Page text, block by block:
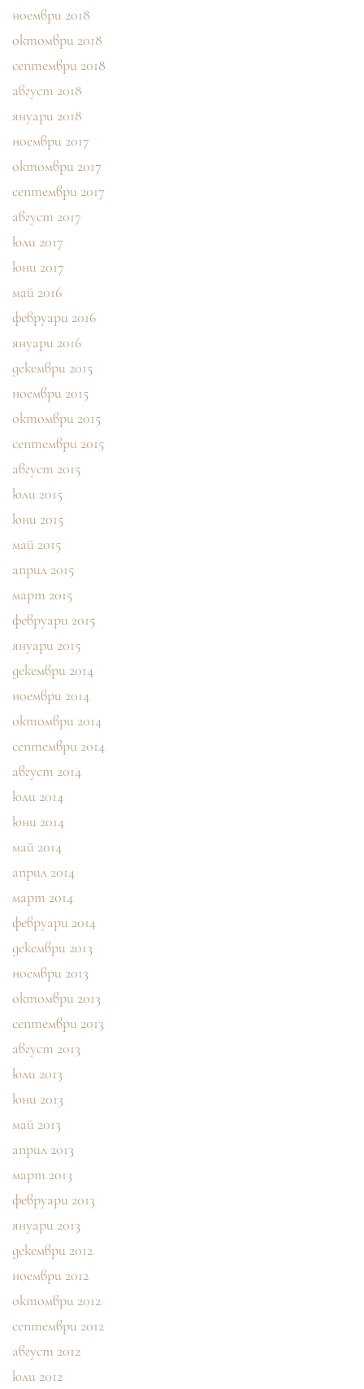
ноември 2018
октомври 2018
септември 2018
август 2018
януари 2018
ноември 2017
октомври 2017
септември 2017
август 2017
юли 2017
юни 2017
май 2016
февруари 2016
януари 2016
декември 2015
ноември 2015
октомври 2015
септември 2015
август 2015
юли 2015
юни 2015
май 2015
април 2015
март 2015
февруари 2015
януари 2015
декември 2014
ноември 2014
октомври 2014
септември 2014
август 2014
юли 2014
юни 2014
май 2014
април 2014
март 2014
февруари 2014
декември 2013
ноември 2013
октомври 2013
септември 2013
август 2013
юли 2013
юни 2013
май 2013
април 2013
март 2013
февруари 2013
януари 2013
декември 2012
ноември 2012
октомври 2012
септември 2012
август 2012
юли 2012